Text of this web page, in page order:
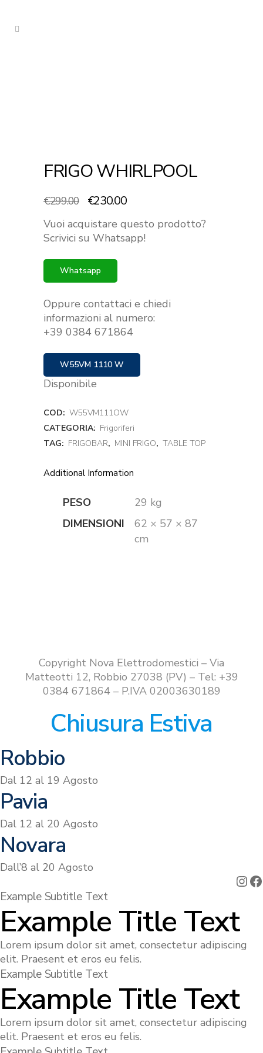
FRIGO WHIRLPOOL
€299.00
Il
originale
era:
€299.00.
€230.00Il
attuale
è:
Vuoi acquistare questo prodotto?
Scrivici su Whatsapp!
Whatsapp
Oppure contattaci e chiedi
informazioni al numero:
+39 0384 671864
W55VM 1110 W
Disponibile
COD: W55VM111OW
CATEGORIA: Frigoriferi
TAG: FRIGOBAR, MINI FRIGO, TABLE TOP
Additional Information
PESO
29 kg
DIMENSIONI
62 × 57 × 87
cm
Copyright Nova Elettrodomestici – Via
Matteotti 12, Robbio 27038 (PV) – Tel: +39
0384 671864 – P.IVA 02003630189
Chiusura Estiva
Robbio
Dal 12 al 19 Agosto
Pavia
Dal 12 al 20 Agosto
Novara
Dall’8 al 20 Agosto
Example Subtitle Text
Example Title Text
Lorem ipsum dolor sit amet, consectetur adipiscing
elit. Praesent et eros eu felis.
Example Subtitle Text
Example Title Text
Lorem ipsum dolor sit amet, consectetur adipiscing
elit. Praesent et eros eu felis.